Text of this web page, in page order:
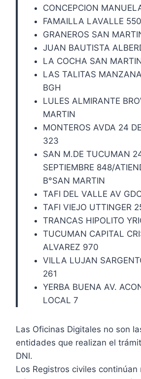
CONCEPCION
FAMAILLA LAVALLE 550
GRANEROS SAN
JUAN BAUTISTA
LA COCHA SAN
LAS TALITAS
BGH
LULES ALMIRANTE
MARTIN
MONTEROS AVDA 24
323
SAN M.DE TUCUMAN
SEPTIEMBRE 848/
B°SAN MARTIN
TAFI DEL VALLE AV
TAFI VIEJO UTTINGER
TRANCAS HIPOLITO
TUCUMAN CAPITAL
ALVAREZ 970
VILLA LUJAN
261
YERBA BUENA AV.
LOCAL 7
Las Oficinas Digitales no son
entidades que realizan el
DNI.
Los Registros civiles continúan